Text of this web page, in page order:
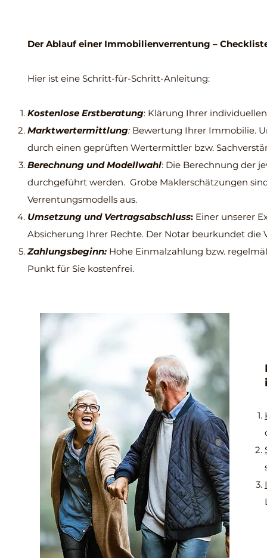
Der Ablauf einer Immobilienverrentung –
Hier ist eine Schritt-für-Schritt-Anleitung:
Kostenlose Erstberatung: Klärung Ihrer
Marktwertermittlung: Bewertung Ihrer Immobilie.
durch einen geprüften Wertermittler bzw.
Berechnung und Modellwahl: Die Berechnung der
durchgeführt werden. Grobe Maklerschätzungen
Verrentungsmodells aus.
Umsetzung und Vertragsabschluss: Einer unserer
Absicherung Ihrer Rechte. Der Notar beurkundet die
Zahlungsbeginn: Hohe Einmalzahlung bzw.
Punkt für Sie kostenfrei.